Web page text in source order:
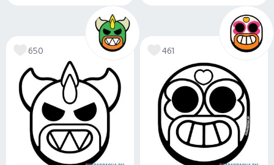
650 461